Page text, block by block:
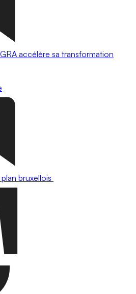
accélère sa transformation
bruxellois